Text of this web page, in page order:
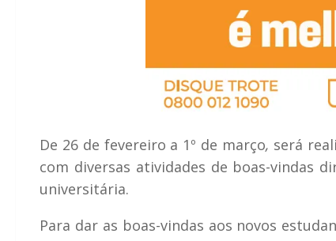
De 26 de fevereiro a 1º de março, será
com diversas atividades de boas-vindas
universitária.
Para dar as boas-vindas aos novos